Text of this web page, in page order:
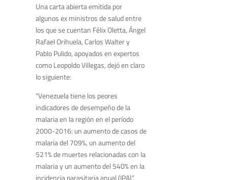
Una carta abierta emitida por
algunos ex ministros de salud entre
los que se cuentan Félix Oletta, Ángel
Rafael Orihuela, Carlos Walter y
Pablo Pulido, apoyados en expertos
como Leopoldo Villegas, dejó en claro
lo siguiente:
“Venezuela tiene los peores
indicadores de desempeño de la
malaria en la región en el período
2000-2016: un aumento de casos de
malaria del 709%, un aumento del
521% de muertes relacionadas con la
malaria y un aumento del 540% en la
incidencia parasitaria anual (IPA)”.